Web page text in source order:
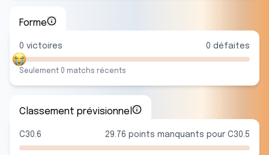
Forme
0 victoires 0 défaites
Seulement 0 matchs récents
Classement prévisionnel
C30.6 29.76 points manquants pour C30.5